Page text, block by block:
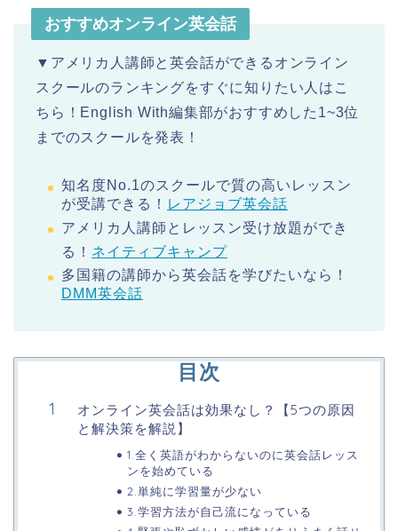
おすすめオンライン英会話
▼アメリカ人講師と英会話ができるオンライン
スクールのランキングをすぐに知りたい人はこ
ちら！English With編集部がおすすめした1~3位
までのスクールを発表！
知名度No.1のスクールで質の高いレッスン
が受講できる！ レアジョブ英会話
アメリカ人講師とレッスン受け放題ができ
る！ ネイティブキャンプ
多国籍の講師から英会話を学びたいなら！
DMM英会話
目次
オンライン英会話は効果なし？【5つの原因
と解決策を解説】
1.全く英語がわからないのに英会話レッス
ンを始めている
2.単純に学習量が少ない
3.学習方法が自己流になっている